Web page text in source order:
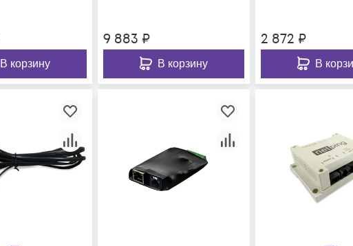
В корзину
9 883 ₽
В корзину
2 872 ₽
В